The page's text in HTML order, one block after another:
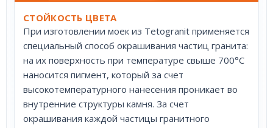
СТОЙКОСТЬ ЦВЕТА
При изготовлении моек из Tetogranit применяется
специальный способ окрашивания частиц гранита:
на их поверхность при температуре свыше 700°С
наносится пигмент, который за счет
высокотемпературного нанесения проникает во
внутренние структуры камня. За счет
окрашивания каждой частицы гранитного